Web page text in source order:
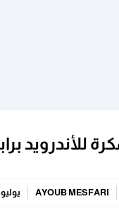
AYOUB MESFARI يوليو 08, 2021